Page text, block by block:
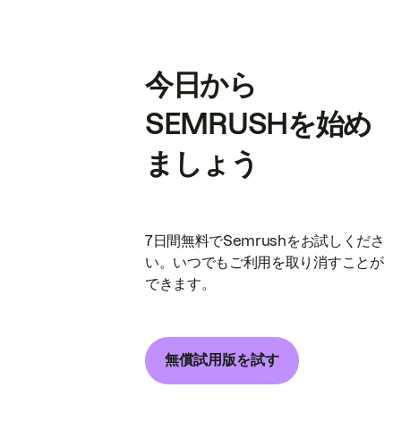
今日から
SEMRUSHを始め
ましょう
7日間無料でSemrushをお試しくださ
い。いつでもご利用を取り消すことが
できます。
無償試用版を試す